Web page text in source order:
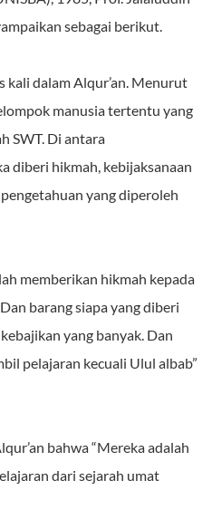
sebagai berikut.
kali dalam Alqur’an. Menurut
manusia tertentu yang
SWT. Di antara
diberi hikmah, kebijaksanaan
yang diperoleh
memberikan hikmah kepada
barang siapa yang diberi
yang banyak. Dan
pelajaran kecuali Ulul albab”
bahwa “Mereka adalah
dari sejarah umat